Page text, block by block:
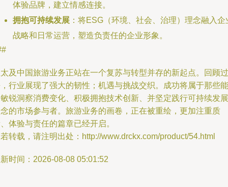
体验品牌，建立情感连接。
拥抱可持续发展 ：将ESG（环境、社会、治理）理念融入企
战略和日常运营，塑造负责任的企业形象。
及中国旅游业务正站在一个复苏与转型并存的新起点。回顾过
行业展现了强大的韧性；机遇与挑战交织。成功将属于那些能
锐洞察消费变化、积极拥抱技术创新、并坚定践行可持续发展
的市场参与者。旅游业务的画卷，正在被重绘，更加注重质
体验与责任的篇章已经开启。
转载，请注明出处：http://www.drckx.com/product/54.html
时间：2026-08-08 05:01:52